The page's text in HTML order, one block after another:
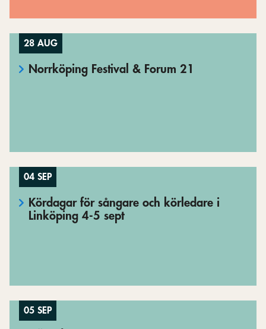
28 AUG
Norrköping Festival & Forum 21
04 SEP
Kördagar för sångare och körledare i
Linköping 4-5 sept
05 SEP